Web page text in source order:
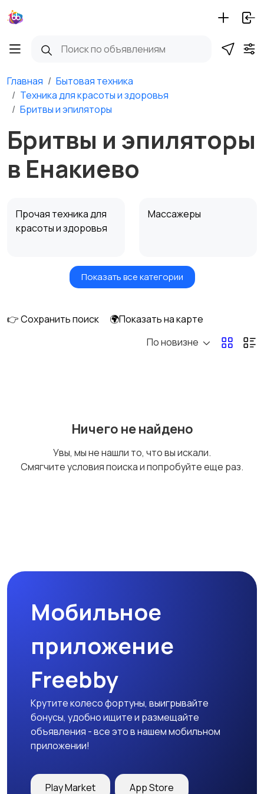
Главная
Бытовая техника
Техника для красоты и здоровья
Бритвы и эпиляторы
Бритвы и эпиляторы
в Енакиево
Прочая техника для
красоты и здоровья
Массажеры
Фены и стайлеры Напольные весы
Бритвы и эпиляторы
Показать все категории
👉 Сохранить поиск
🌍Показать на карте
По новизне
Ничего не найдено
Увы, мы не нашли то, что вы искали.
Смягчите условия поиска и попробуйте еще раз.
Мобильное
приложение
Freebby
Крутите колесо фортуны, выигрывайте
бонусы, удобно ищите и размещайте
объявления - все это в нашем мобильном
приложении!
Play Market App Store